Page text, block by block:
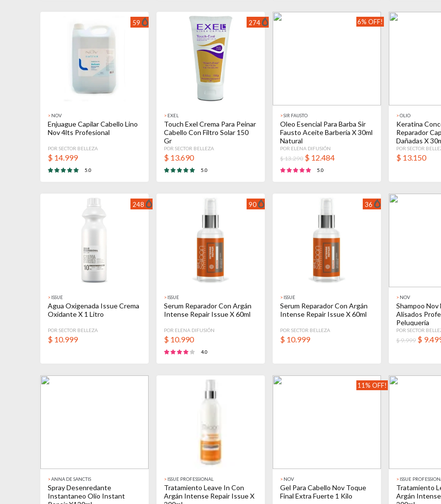
59
> NOV
Enjuague Capilar Cabello Lino
Nov 4lts Profesional
POR SECTOR BELLEZA
$ 14.999
5.0
274
> EXEL
Touch Exel Crema Para Peinar
Cabello Con Filtro Solar 150
Gr
POR SECTOR BELLEZA
$ 13.690
5.0
6% OFF!
>SIR FAUSTO
Oleo Esencial Para Barba Sir
Fausto Aceite Barbería X 30ml
Natural
POR ELENA DIFUSIÓN
$ 13.290 $ 12.484
5.0
>OLIO
Keratina
Reparador
Dañadas X
POR SECTOR
$ 13.150
248
> ISSUE
Agua Oxigenada Issue Crema
Oxidante X 1 Litro
POR SECTOR BELLEZA
$ 10.999
90
> ISSUE
Serum Reparador Con Argán
Intense Repair Issue X 60ml
POR ELENA DIFUSIÓN
$ 10.990
4.0
36
> ISSUE
Serum Reparador Con Argán
Intense Repair Issue X 60ml
POR SECTOR BELLEZA
$ 10.999
> NOV
Shampoo
Alisados
Peluquería
POR SECTOR
$ 9.999 $
>ANNA DE SANCTIS
Spray Desenredante
Instantaneo Olio Instant
> ISSUE PROFESSIONAL
Tratamiento Leave In Con
Argán Intense Repair Issue X
11% OFF!
> NOV
Gel Para Cabello Nov Toque
Final Extra Fuerte 1 Kilo
> ISSUE
Tratamiento
Argán